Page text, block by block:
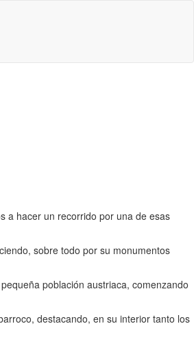
a hacer un recorrido por una de esas
sobre todo por su monumentos
población austriaca, comenzando
destacando, en su interior tanto los